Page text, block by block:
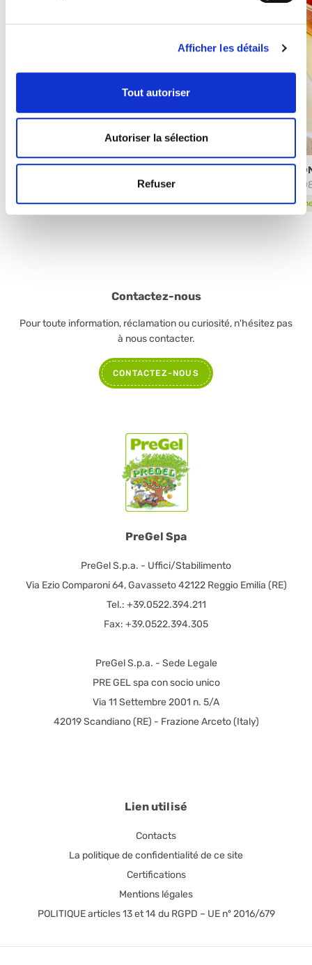
Afficher les détails
Tout autoriser
Autoriser la sélection
Refuser
LE CROCCANTI-COCCO
fiche produit
PreGel Spa
PreGel S.p.a. - Uffici/Stabilimento
Via Ezio Comparoni 64, Gavasseto 42122 Reggio Emilia (RE)
Tel.: +39.0522.394.211
Fax: +39.0522.394.305
PreGel S.p.a. - Sede Legale
PRE GEL spa con socio unico
Via 11 Settembre 2001 n. 5/A
42019 Scandiano (RE) - Frazione Arceto (Italy)
Lien utilisé
Contacts
La politique de confidentialité de ce site
Certifications
Mentions légales
POLITIQUE articles 13 et 14 du RGPD – UE nº 2016/679
Contactez-nous
Pour toute information, réclamation ou curiosité, n'hésitez pas
à nous contacter.
CONTACTEZ-NOUS